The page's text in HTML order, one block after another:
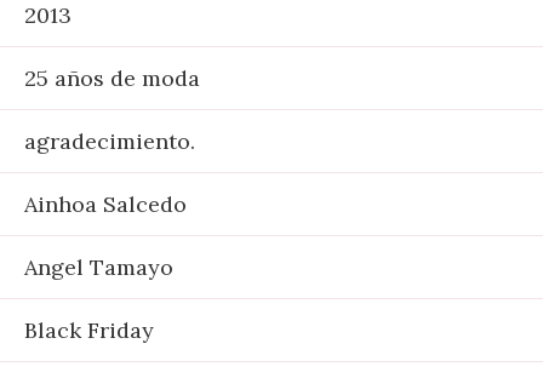
2013
25 años de moda
agradecimiento.
Ainhoa Salcedo
Angel Tamayo
Black Friday